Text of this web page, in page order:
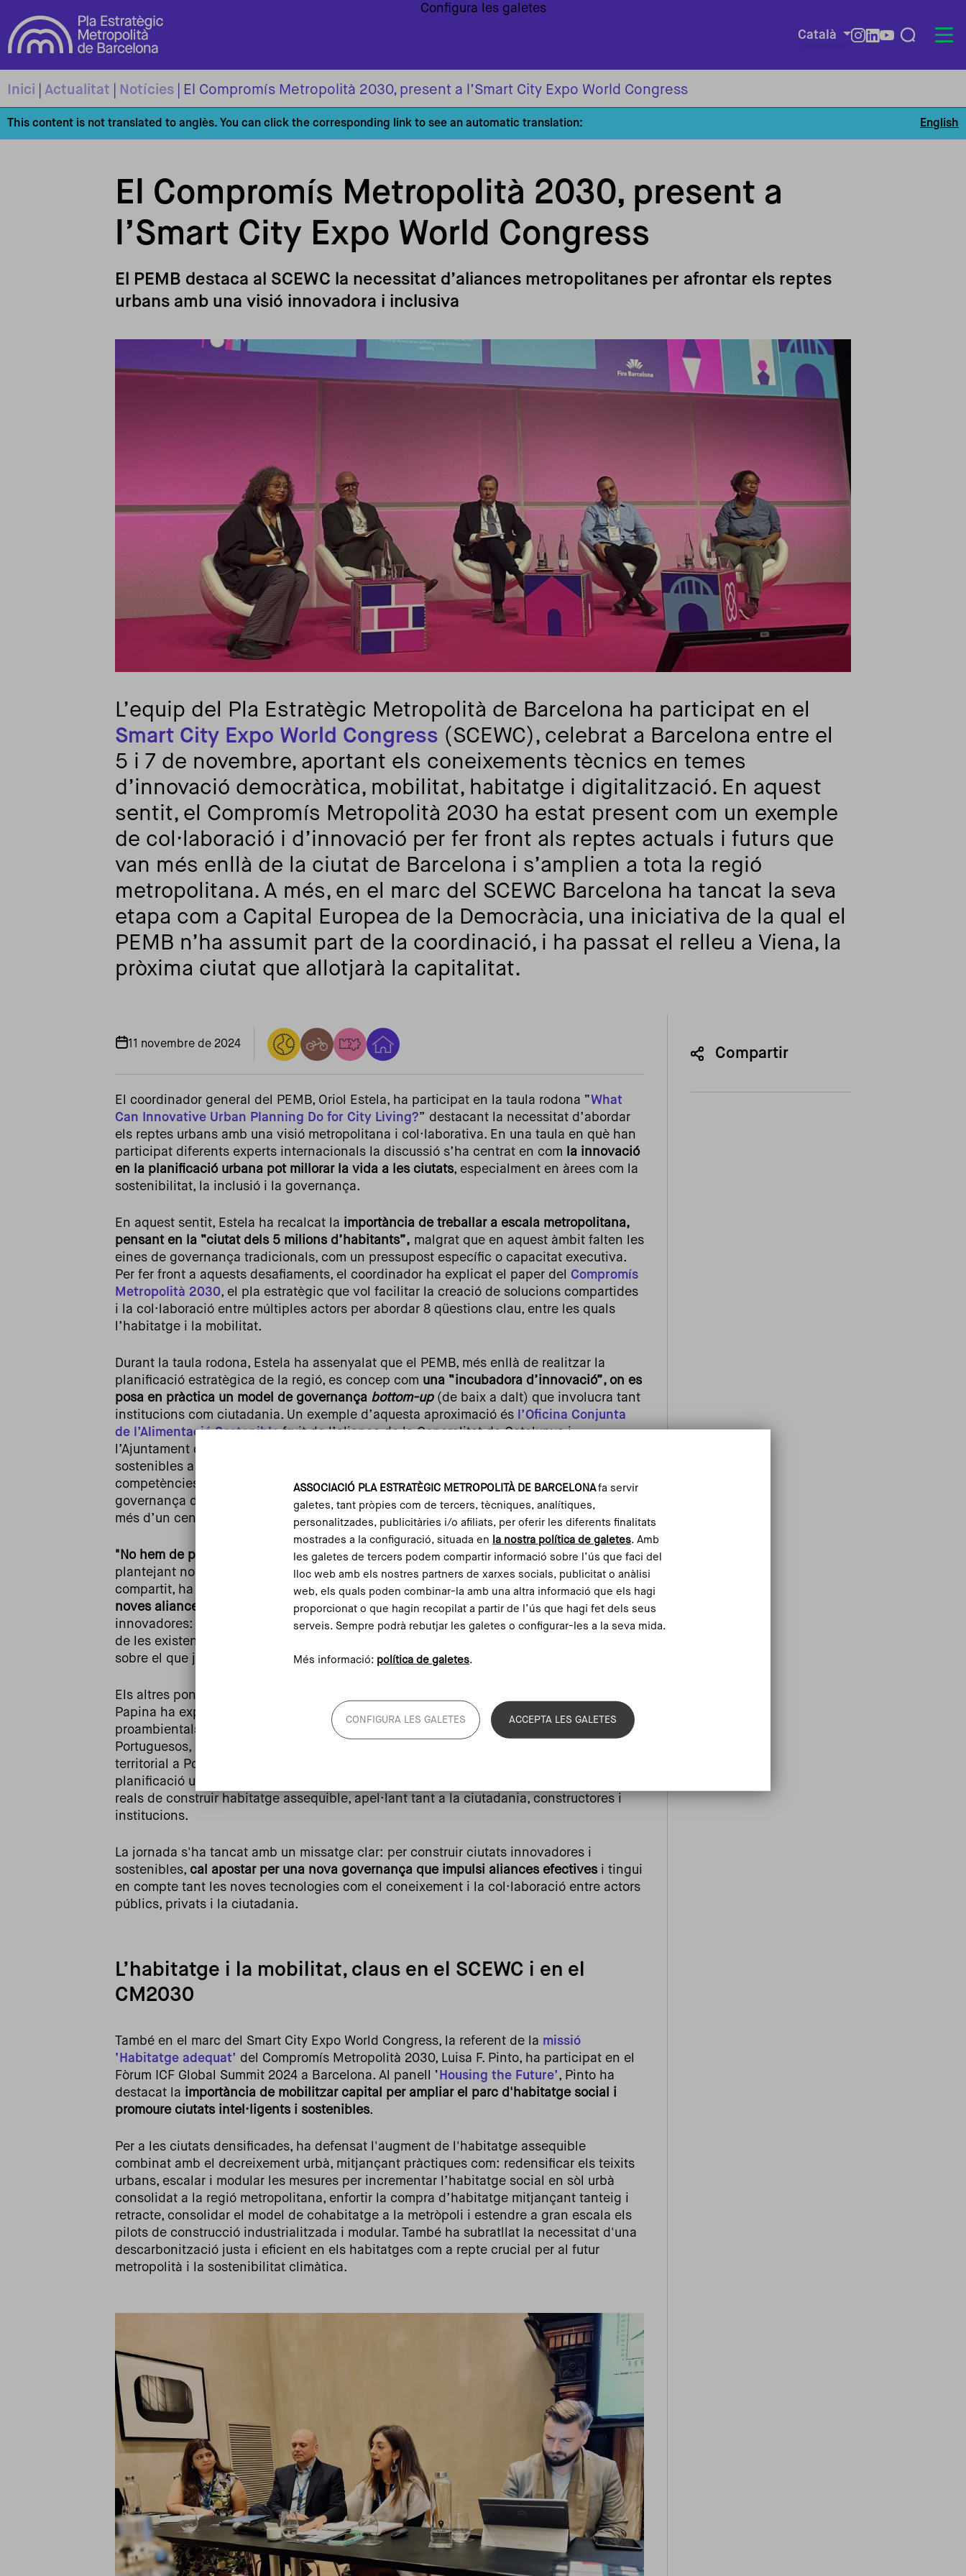
Català Redes
Inici Actualitat Notícies El Compromís Metropolità 2030, present a l’Smart City Expo World Congress
This content is not translated to anglès. You can click the corresponding link to see an automatic translation: English
El Compromís Metropolità 2030, present a
l’Smart City Expo World Congress
El PEMB destaca al SCEWC la necessitat d’aliances metropolitanes per afrontar els reptes
urbans amb una visió innovadora i inclusiva
L’equip del Pla Estratègic Metropolità de Barcelona ha participat en el
Smart City Expo World Congress (SCEWC), celebrat a Barcelona entre el
5 i 7 de novembre, aportant els coneixements tècnics en temes
d’innovació democràtica, mobilitat, habitatge i digitalització. En aquest
sentit, el Compromís Metropolità 2030 ha estat present com un exemple
de col·laboració i d’innovació per fer front als reptes actuals i futurs que
van més enllà de la ciutat de Barcelona i s’amplien a tota la regió
metropolitana. A més, en el marc del SCEWC Barcelona ha tancat la seva
etapa com a Capital Europea de la Democràcia, una iniciativa de la qual el
PEMB n’ha assumit part de la coordinació, i ha passat el relleu a Viena, la
pròxima ciutat que allotjarà la capitalitat.
11 novembre de 2024
El coordinador general del PEMB, Oriol Estela, ha participat en la taula rodona “What
Can Innovative Urban Planning Do for City Living?” destacant la necessitat d’abordar
els reptes urbans amb una visió metropolitana i col·laborativa. En una taula en què han
participat diferents experts internacionals la discussió s’ha centrat en com
la innovació
en la planificació urbana pot millorar la vida a les ciutats, especialment en àrees com la
sostenibilitat, la inclusió i la governança.
En aquest sentit, Estela ha recalcat la importància de treballar a escala metropolitana,
pensant en la “ciutat dels 5 milions d’habitants”, malgrat que en aquest àmbit falten les
eines de governança tradicionals, com un pressupost específic o capacitat executiva.
Per fer front a aquests desafiaments, el coordinador ha explicat el paper del Compromís
Metropolità 2030, el pla estratègic que vol facilitar la creació de solucions compartides
i la col·laboració entre múltiples actors per abordar 8 qüestions clau, entre les quals
l’habitatge i la mobilitat.
Durant la taula rodona, Estela ha assenyalat que el PEMB, més enllà de realitzar la
planificació estratègica de la regió, es concep com una “incubadora d’innovació”, on es
posa en pràctica un model de governança bottom-up(de baix a dalt) que involucra tant
institucions com ciutadania. Un exemple d’aquesta aproximació és
l’Oficina Conjunta
de l’Alimentació Sosteniblefruit de l’aliança de la Generalitat de Catalunya i
l’Ajuntament de Barcelona amb el PEMB per implementar polítiques alimentàries
sostenibles a escala metropolitana, en què es conjuguen els coneixements, recursos i
competències de les diferents administracions i que es troba vinculada a l’espai de
governança de la
Carta Alimentària de la Regió Metropolitana de Barcelonaque aplega
més d’un centenar d’actors.
"No hem de pensar en solucions del segle XIX, sinó treballar pensant en el futur", i
plantejant noves eines de col·laboració i nous processos que neixin del treball
compartit, ha explicat Estela. La clau éscombinar el que ja fan les organitzacions amb
noves aliances i noves formes de treballarper generar iniciatives i solucions
innovadores: “Ja tenim moltes institucions i aliances d’actors, i tot i que potser algunes
de les existents no siguin perfectes per resoldre un problema concret, cal construir
sobre el que ja tenim. És millor que construir des de zero”.
Els altres ponents han compartit
Papina ha explicat projectes de regeneració ambiental i foment de conductes
proambientals a Romania; Pedro Folgado, de l’Associació Nacional de Municipis
Portuguesos, ha destacat l’ús de tecnologia i dades per a millorar la planificació
territorial a Portugal; i Cheryll Case, fundadora i directora de CCPlanning, una entitat de
planificació urbana comunitària del Canadà, ha parlat d’una eina que calcula els costos
reals de construir habitatge assequible, apel·lant tant a la ciutadania, constructores i
institucions.
La jornada s'ha tancat amb un missatge clar: per construir ciutats innovadores i
sostenibles, cal apostar per una nova governança que impulsi aliances efectivesi tingui
en compte tant les noves tecnologies com el coneixement i la col·laboració entre actors
públics, privats i la ciutadania.
L’habitatge i la mobilitat, claus en el SCEWC i en el
CM2030
També en el marc del Smart City Expo World Congress, la referent de la missió
‘Habitatge adequat’ del Compromís Metropolità 2030, Luisa F. Pinto, ha participat en el
Fòrum ICF Global Summit 2024 a Barcelona. Al panell ‘ Housing the Future’, Pinto ha
destacat la importància de mobilitzar capital per ampliar el parc d'habitatge social i
promoure ciutats intel·ligents i sostenibles.
Per a les ciutats densificades, ha defensat l'augment de l'habitatge assequible
combinat amb el decreixement urbà, mitjançant pràctiques com: redensificar els teixits
urbans, escalar i modular les mesures per incrementar l’habitatge social en sòl urbà
consolidat a la regió metropolitana, enfortir la compra d’habitatge mitjançant tanteig i
retracte, consolidar el model de cohabitatge a la metròpoli i estendre a gran escala els
pilots de construcció industrialitzada i modular. També ha subratllat la necessitat d'una
descarbonització justa i eficient en els habitatges com a repte crucial per al futur
metropolità i la sostenibilitat climàtica.
Compartir
Configura les galetes
ASSOCIACIÓ PLA ESTRATÈGIC METROPOLITÀ DE BARCELONAfa servir
galetes, tant pròpies com de tercers, tècniques, analítiques,
personalitzades, publicitàries i/o afiliats, per oferir les diferents finalitats
mostrades a la configuració, situada en la nostra política de galetes. Amb
les galetes de tercers podem compartir informació sobre l’ús que faci del
lloc web amb els nostres partners de xarxes socials, publicitat o anàlisi
web, els quals poden combinar-la amb una altra informació que els hagi
proporcionat o que hagin recopilat a partir de l’ús que hagi fet dels seus
serveis. Sempre podrà rebutjar les galetes o configurar-les a la seva mida.
Més informació: política de galetes.
CONFIGURA LES GALETES ACCEPTA LES GALETES